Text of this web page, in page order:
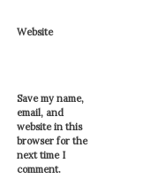
Website
Save my name,
email, and
website in this
browser for the
next time I
comment.